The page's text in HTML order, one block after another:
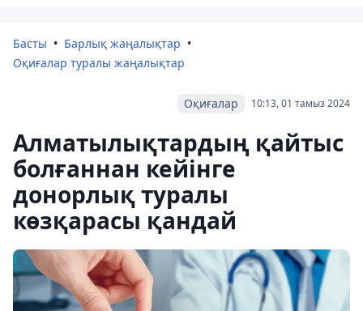
Басты
Барлық жаңалықтар
Оқиғалар туралы жаңалықтар
10:13, 01 тамыз 2024
Оқиғалар
Алматылықтардың қайтыс
болғаннан кейінге
донорлық туралы
көзқарасы қандай